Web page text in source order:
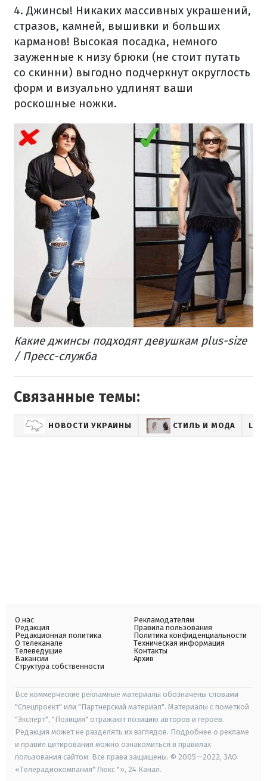
4. Джинсы! Никаких массивных украшений,
стразов, камней, вышивки и больших
карманов! Высокая посадка, немного
зауженные к низу брюки (не стоит путать
со скинни) выгодно подчеркнут округлость
форм и визуально удлинят ваши
роскошные ножки.
Какие джинсы подходят девушкам plus-size
/ Пресс-служба
Связанные темы:
НОВОСТИ УКРАИНЫ СТИЛЬ И МОДА
О нас
Редакция
Редакционная политика
О телеканале
Телеведущие
Вакансии
Структура собственности
Рекламодателям
Правила пользования
Политика конфиденциальности
Техническая информация
Контакты
Архив
Все коммерческие рекламные материалы обозначены словами
"Спецпроект" или "Партнерский материал". Материалы с пометкой
"Эксперт", "Позиция" отражают позицию авторов и героев.
Редакция может не разделять их взглядов. Подробнее о рекламе
и правил цитирования можно ознакомиться в правилах
пользования сайтом. Все права защищены. © 2005—2022, ЗАО
«Телерадиокомпания" Люкс "», 24 Канал.